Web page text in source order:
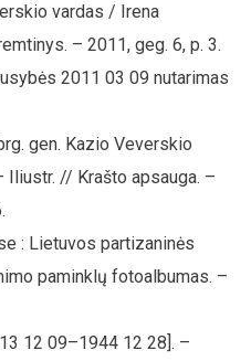
vardas / Irena
– 2011, geg. 6, p. 3.
2011 03 09 nutarimas
gen. Kazio Veverskio
Iliustr. // Krašto apsauga. –
: Lietuvos partizaninės
paminklų fotoalbumas. –
12 09–1944 12 28]. –